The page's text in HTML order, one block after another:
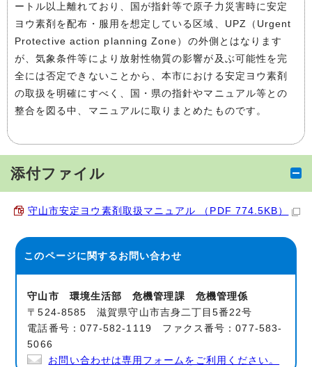
ートル以上離れており、国が指針等で原子力災害時に安定
ヨウ素剤を配布・服用を想定している区域、UPZ（Urgent
Protective action planning Zone）の外側とはなります
が、気象条件等により放射性物質の影響が及ぶ可能性を完
全には否定できないことから、本市における安定ヨウ素剤
の取扱を明確にすべく、国・県の指針やマニュアル等との
整合を図る中、マニュアルに取りまとめたものです。
添付ファイル
守山市安定ヨウ素剤取扱マニュアル （PDF 774.5KB）
このページに関するお問い合わせ
守山市 環境生活部 危機管理課 危機管理係
〒524-8585 滋賀県守山市吉身二丁目5番22号
電話番号：077-582-1119 ファクス番号：077-583-
5066
お問い合わせは専用フォームをご利用ください。